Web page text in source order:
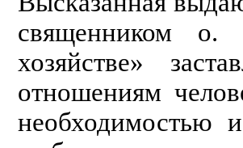
священником о.
хозяйстве»
отношениям
необходимостью